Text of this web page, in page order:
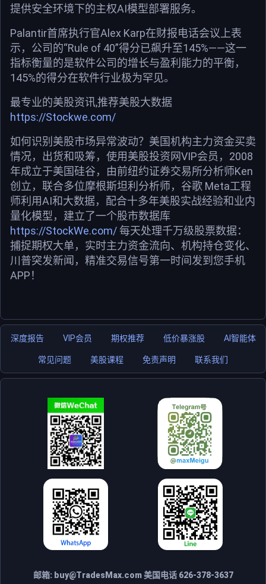
提供安全环境下的主权AI模型部署服务。
Palantir首席执行官Alex Karp在财报电话会议上表
示，公司的“Rule of 40”得分已飙升至145%——这一
指标衡量的是软件公司的增长与盈利能力的平衡，
145%的得分在软件行业极为罕见。
最专业的美股资讯,推荐美股大数据
https://Stockwe.com/
如何识别美股市场异常波动？美国机构主力资金买卖
情况，出货和吸筹，使用美股投资网VIP会员，2008
年成立于美国硅谷，由前纽约证券交易所分析师Ken
创立，联合多位摩根斯坦利分析师，谷歌 Meta工程
师利用AI和大数据，配合十多年美股实战经验和业内
量化模型，建立了一个股市数据库
https://StockWe.com/每天处理千万级股票数据：
捕捉期权大单，实时主力资金流向、机构持仓变化、
川普突发新闻，精准交易信号第一时间发到您手机
APP！
深度报告 VIP会员 期权推荐 低价暴涨股 AI智能体
常见问题 美股课程 免责声明 联系我们
邮箱: buy@TradesMax.com美国电话 626-378-3637